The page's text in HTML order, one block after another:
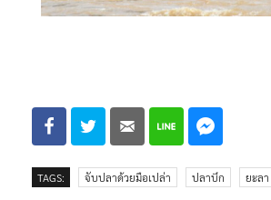
TAGS: จับปลาด้วยมือเปล่า ปลาบึก ยะลา